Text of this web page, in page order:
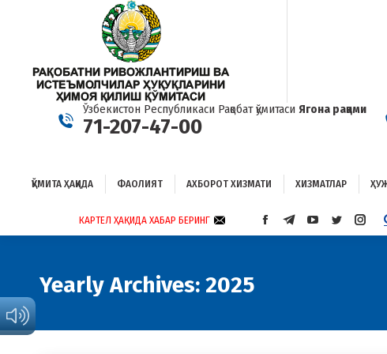
Ўзбекистон Республикаси Рақобат қўмитаси Ягона рақами
71-207-47-00
ҚЎМИТА ҲАҚИДА ФАОЛИЯТ АХБОРОТ ХИЗМАТИ ХИЗМАТЛАР
КАРТЕЛ ҲАҚИДА ХАБАР БЕРИНГ
FACEBOOKTELEGRAM
YOUTUBE
TWITTER
Yearly Archives: 2025
ФАОЛИЯТ